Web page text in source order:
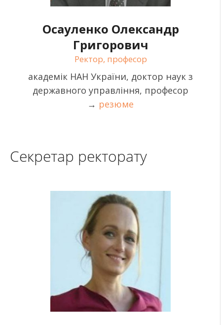
Осауленко Олександр
Григорович
Ректор, професор
академік НАН України, доктор наук з
державного управління, професор
→ резюме
Секретар ректорату